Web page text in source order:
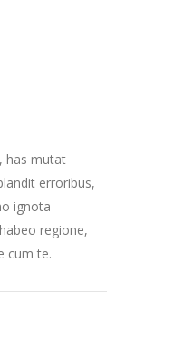
has mutat
erroribus,
ignota
regione,
cum te.